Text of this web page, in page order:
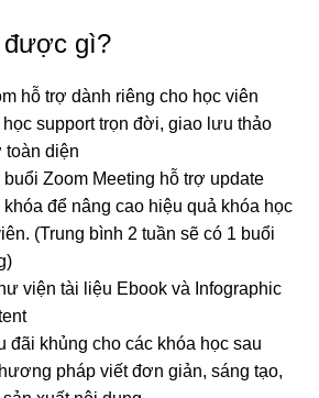
được gì?
hỗ trợ dành riêng cho học viên
support trọn đời, giao lưu thảo
toàn diện
Zoom Meeting hỗ trợ update
để nâng cao hiệu quả khóa học
(Trung bình 2 tuần sẽ có 1 buổi
viện tài liệu Ebook và Infographic
đãi khủng cho các khóa học sau
pháp viết đơn giản, sáng tạo,